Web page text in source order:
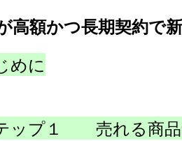
高額かつ長期契約で
めに
ップ１ 売れる商品